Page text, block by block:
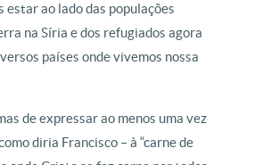
estar ao lado das populações
na Síria e dos refugiados agora
países onde vivemos nossa
de expressar ao menos uma vez
diria Francisco – à “carne de